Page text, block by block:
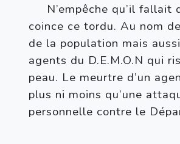
N’empêche qu’il fallait
coince ce tordu. Au nom
de la population mais
agents du D.E.M.O.N qui
peau. Le meurtre d’un
plus ni moins qu’une
personnelle contre le